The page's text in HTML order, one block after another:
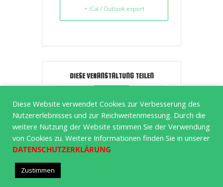
+ iCal / Outlook export
DIESE VERANSTALTUNG TEILEN
Bortfelder Tennisclub e.V. von 1977 © 2020 | Powered
Diese Website verwendet Cookies zur Verbesserung des
Nutzererlebnisses und zur Reichweitenmessung. Durch die
weitere Nutzung der Website stimmen Sie der Verwendung
von Cookies zu. Weitere Informationen finden Sie in unserer
DATENSCHUTZERKLÄRUNG
Zustimmen